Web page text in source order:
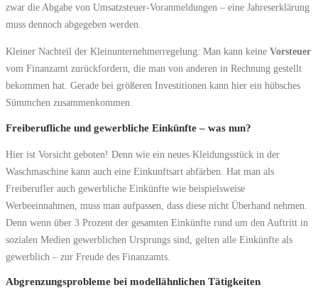
zwar die Abgabe von Umsatzsteuer-Voranmeldungen – eine Jahreserklärung
muss dennoch abgegeben werden.
Kleiner Nachteil der Kleinunternehmerregelung: Man kann keine Vorsteuer
vom Finanzamt zurückfordern, die man von anderen in Rechnung gestellt
bekommen hat. Gerade bei größeren Investitionen kann hier ein hübsches
Sümmchen zusammenkommen.
Freiberufliche und gewerbliche Einkünfte – was nun?
Hier ist Vorsicht geboten! Denn wie ein neues Kleidungsstück in der
Waschmaschine kann auch eine Einkunftsart abfärben. Hat man als
Freiberufler auch gewerbliche Einkünfte wie beispielsweise
Werbeeinnahmen, muss man aufpassen, dass diese nicht Überhand nehmen.
Denn wenn über 3 Prozent der gesamten Einkünfte rund um den Auftritt in
sozialen Medien gewerblichen Ursprungs sind, gelten alle Einkünfte als
gewerblich – zur Freude des Finanzamts.
Abgrenzungsprobleme bei modellähnlichen Tätigkeiten